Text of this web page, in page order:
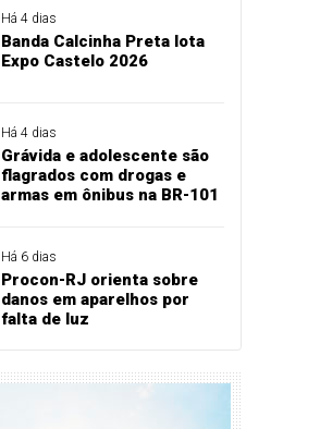
Há 4 dias
Banda Calcinha Preta lota
Expo Castelo 2026
Há 4 dias
Grávida e adolescente são
flagrados com drogas e
armas em ônibus na BR-101
Há 6 dias
Procon-RJ orienta sobre
danos em aparelhos por
falta de luz